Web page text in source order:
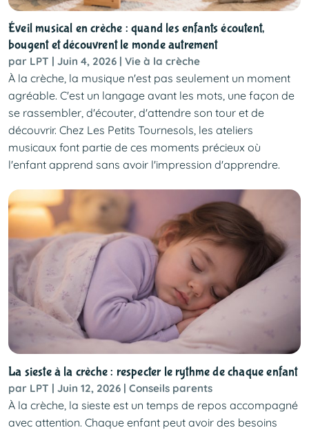
Éveil musical en crèche : quand les enfants écoutent,
bougent et découvrent le monde autrement
par LPT | Juin 4, 2026 | Vie à la crèche
À la crèche, la musique n'est pas seulement un moment
agréable. C'est un langage avant les mots, une façon de
se rassembler, d'écouter, d'attendre son tour et de
découvrir. Chez Les Petits Tournesols, les ateliers
musicaux font partie de ces moments précieux où
l'enfant apprend sans avoir l'impression d'apprendre.
La sieste à la crèche : respecter le rythme de chaque enfant
par LPT | Juin 12, 2026 | Conseils parents
À la crèche, la sieste est un temps de repos accompagné
avec attention. Chaque enfant peut avoir des besoins